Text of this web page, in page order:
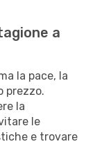
a
la pace, la
prezzo.
la
le
e trovare